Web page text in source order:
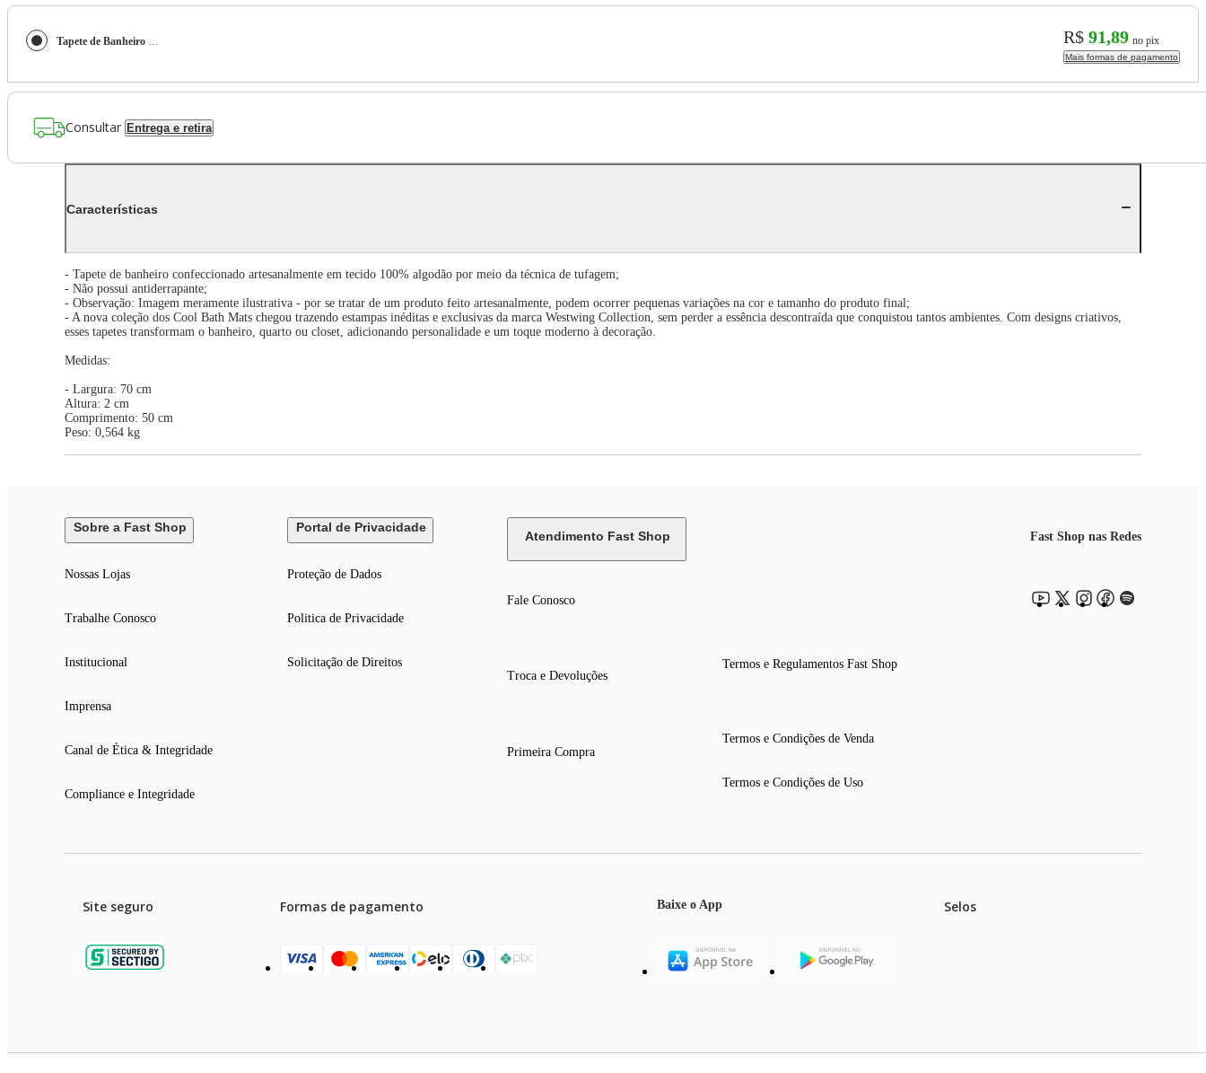
Tapete de Banheiro Ripple Off-White e Azul R$ 91,89 no pix
Mais formas de pagamento
Consultar Entrega e retira
Características
- Tapete de banheiro confeccionado artesanalmente em tecido 100% algodão por meio da técnica de tufagem;
- Não possui antiderrapante;
- Observação: Imagem meramente ilustrativa - por se tratar de um produto feito artesanalmente, podem ocorrer pequenas variações na cor e tamanho do produto final;
- A nova coleção dos Cool Bath Mats chegou trazendo estampas inéditas e exclusivas da marca Westwing Collection, sem perder a essência descontraída que conquistou tantos ambientes. Com designs criativos,
esses tapetes transformam o banheiro, quarto ou closet, adicionando personalidade e um toque moderno à decoração.
Medidas:
- Largura: 70 cm
Altura: 2 cm
Comprimento: 50 cm
Peso: 0,564 kg
Sobre a Fast Shop
Nossas Lojas
Trabalhe Conosco
Institucional
Imprensa
Canal de Ética & Integridade
Compliance e Integridade
Portal de Privacidade
Proteção de Dados
Politica de Privacidade
Solicitação de Direitos
Atendimento Fast Shop
Fale Conosco
Troca e Devoluções
Primeira Compra
Termos e Regulamentos Fast Shop
Termos e Condições de Venda
Termos e Condições de Uso
Fast Shop nas Redes
Site seguro Formas de pagamento Baixe o App Selos